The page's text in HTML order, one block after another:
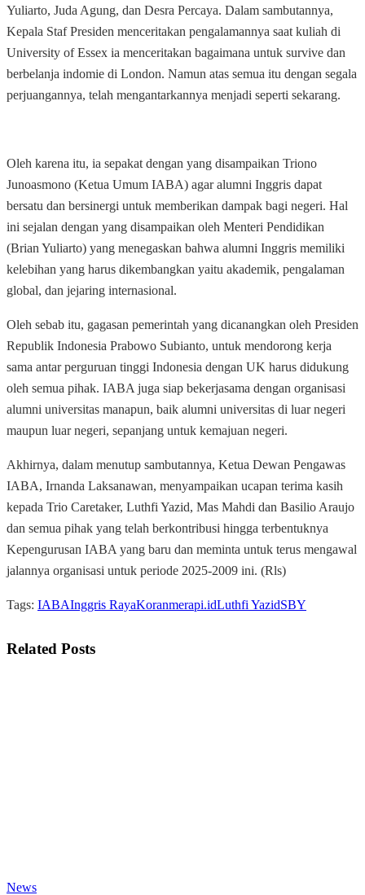
Yuliarto, Juda Agung, dan Desra Percaya. Dalam sambutannya,
Kepala Staf Presiden menceritakan pengalamannya saat kuliah di
University of Essex ia menceritakan bagaimana untuk survive dan
berbelanja indomie di London. Namun atas semua itu dengan segala
perjuangannya, telah mengantarkannya menjadi seperti sekarang.
Oleh karena itu, ia sepakat dengan yang disampaikan Triono
Junoasmono (Ketua Umum IABA) agar alumni Inggris dapat
bersatu dan bersinergi untuk memberikan dampak bagi negeri. Hal
ini sejalan dengan yang disampaikan oleh Menteri Pendidikan
(Brian Yuliarto) yang menegaskan bahwa alumni Inggris memiliki
kelebihan yang harus dikembangkan yaitu akademik, pengalaman
global, dan jejaring internasional.
Oleh sebab itu, gagasan pemerintah yang dicanangkan oleh Presiden
Republik Indonesia Prabowo Subianto, untuk mendorong kerja
sama antar perguruan tinggi Indonesia dengan UK harus didukung
oleh semua pihak. IABA juga siap bekerjasama dengan organisasi
alumni universitas manapun, baik alumni universitas di luar negeri
maupun luar negeri, sepanjang untuk kemajuan negeri.
Akhirnya, dalam menutup sambutannya, Ketua Dewan Pengawas
IABA, Irnanda Laksanawan, menyampaikan ucapan terima kasih
kepada Trio Caretaker, Luthfi Yazid, Mas Mahdi dan Basilio Araujo
dan semua pihak yang telah berkontribusi hingga terbentuknya
Kepengurusan IABA yang baru dan meminta untuk terus mengawal
jalannya organisasi untuk periode 2025-2009 ini. (Rls)
Tags: IABAInggris RayaKoranmerapi.idLuthfi YazidSBY
Related Posts
News